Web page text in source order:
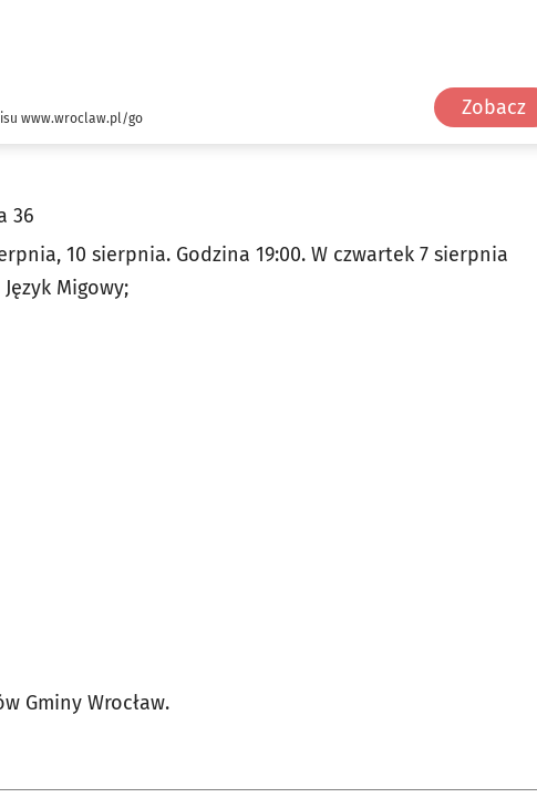
Zobacz
www.wroclaw.pl/go
36
10 sierpnia. Godzina 19:00. W czwartek 7 sierpnia
Migowy;
Gminy Wrocław.